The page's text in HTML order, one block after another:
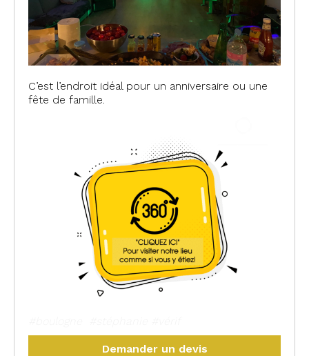
C’est l’endroit idéal pour un anniversaire ou une
fête de famille.
Demander un devis